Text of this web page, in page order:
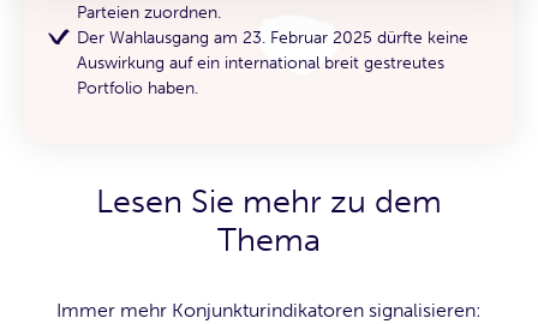
Parteien zuordnen.
Der Wahlausgang am 23. Februar 2025 dürfte keine
Auswirkung auf ein international breit gestreutes
Portfolio haben.
Lesen Sie mehr zu dem
Thema
Immer mehr Konjunkturindikatoren signalisieren: